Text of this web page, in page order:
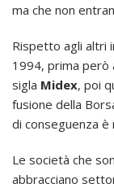
ma che non
Rispetto agli altri
1994, prima però
sigla Midex, poi
fusione della
di conseguenza
Le società che
abbracciano